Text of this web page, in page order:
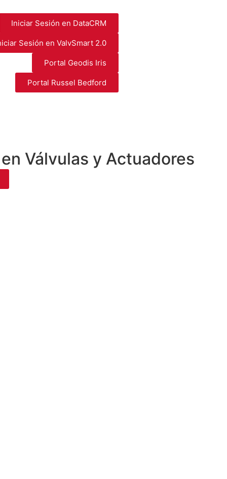
Iniciar Sesión en DataCRM
Sesión en ValvSmart 2.0
Portal Geodis Iris
Portal Russel Bedford
Válvulas y Actuadores